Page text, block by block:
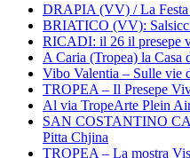
DRAPIA (VV) / La Festa
BRIATICO (VV):
RICADI: il 26 il presepe
A Caria (Tropea) la Casa
Vibo Valentia – Sulle vie
TROPEA – Il Presepe
Al via TropeArte Plein
SAN COSTANTINO
Pitta Chjina
TROPEA – La mostra